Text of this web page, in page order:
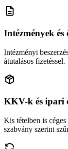
Intézmények
Intézményi
átutalásos fizetéssel.
KKV-k és ipari
Kis tételben is
szabvány szerint